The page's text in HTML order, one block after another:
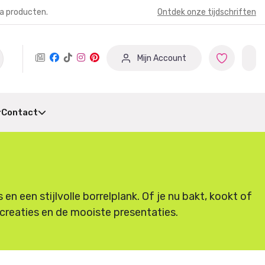
producten. Ontdek onze tijdschriften
Mijn Account
Contact
en een stijlvolle borrelplank. Of je nu bakt, kookt of
en de mooiste presentaties.